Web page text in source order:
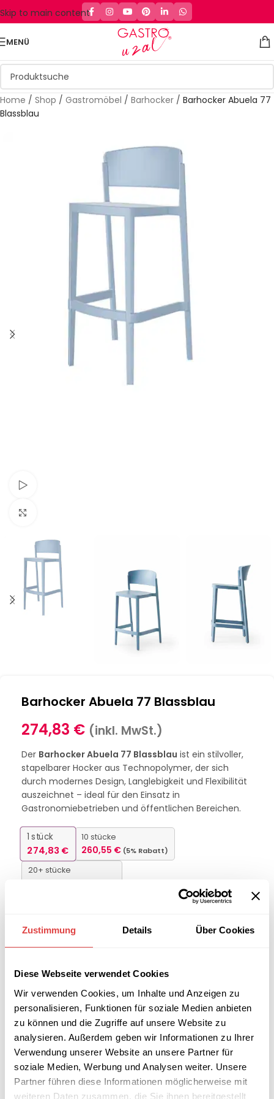
Zustimmung Details Über Cookies
Diese Webseite verwendet Cookies
Wir verwenden Cookies, um Inhalte und Anzeigen zu
personalisieren, Funktionen für soziale Medien anbieten
zu können und die Zugriffe auf unsere Website zu
analysieren. Außerdem geben wir Informationen zu Ihrer
Verwendung unserer Website an unsere Partner für
soziale Medien, Werbung und Analysen weiter. Unsere
Partner führen diese Informationen möglicherweise mit
weiteren Daten zusammen, die Sie ihnen bereitgestellt
Skip to main content
MENÜ
Home / Shop / Gastromöbel / Barhocker / Barhocker Abuela 77
Blassblau
Barhocker Abuela 77 Blassblau
274,83 € (inkl. MwSt.)
Der Barhocker Abuela 77 Blassblau ist ein stilvoller,
stapelbarer Hocker aus Technopolymer, der sich
durch modernes Design, Langlebigkeit und Flexibilität
auszeichnet – ideal für den Einsatz in
Gastronomiebetrieben und öffentlichen Bereichen.
1 stück
274,83 €
10 stücke
260,55 € (5% Rabatt)
20+ stücke
IN DEN WARENKORB
Interessiert an
größeren
Stückzahlen?
B2B-Angebot
anfordern